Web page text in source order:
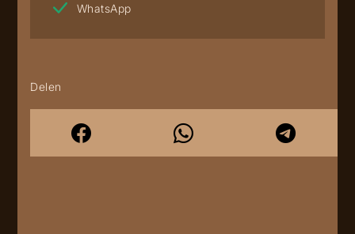
WhatsApp
Delen